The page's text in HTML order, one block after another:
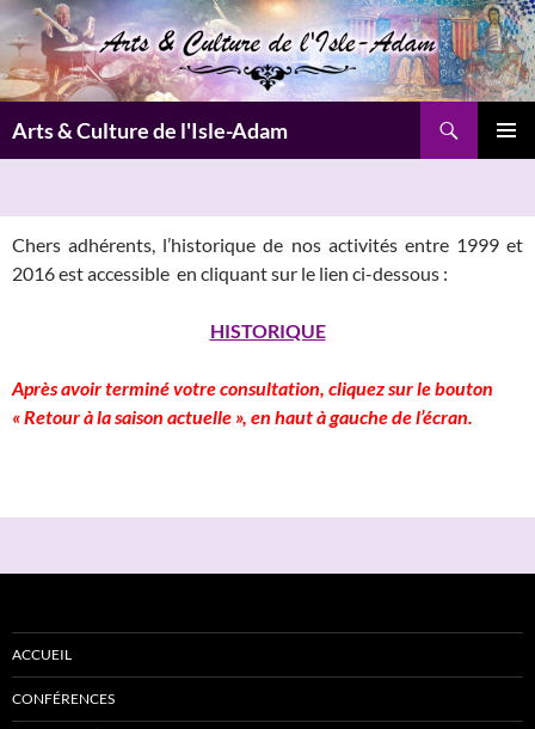
Aller
au
contenu
Arts & Culture de l'Isle-Adam
Chers adhérents, l’historique de nos activités entre 1999 et
2016 est accessible en cliquant sur le lien ci-dessous :
HISTORIQUE
Après avoir terminé votre consultation, cliquez sur le bouton
« Retour à la saison actuelle », en haut à gauche de l’écran.
ACCUEIL
CONFÉRENCES